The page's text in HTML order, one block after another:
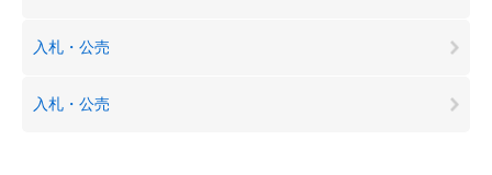
入札・公売
入札・公売